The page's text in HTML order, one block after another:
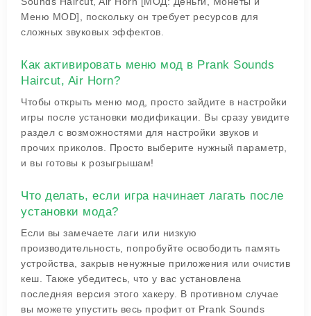
Меню MOD], поскольку он требует ресурсов для
сложных звуковых эффектов.
Как активировать меню мод в Prank Sounds
Haircut, Air Horn?
Чтобы открыть меню мод, просто зайдите в настройки
игры после установки модификации. Вы сразу увидите
раздел с возможностями для настройки звуков и
прочих приколов. Просто выберите нужный параметр,
и вы готовы к розыгрышам!
Что делать, если игра начинает лагать после
установки мода?
Если вы замечаете лаги или низкую
производительность, попробуйте освободить память
устройства, закрыв ненужные приложения или очистив
кеш. Также убедитесь, что у вас установлена
последняя версия этого хакеру. В противном случае
вы можете упустить весь профит от Prank Sounds